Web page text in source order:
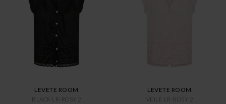
LEVETE ROOM
BLACK LR-ROSY 2
LEVETE ROOM
VEILE LR-ROSY 2